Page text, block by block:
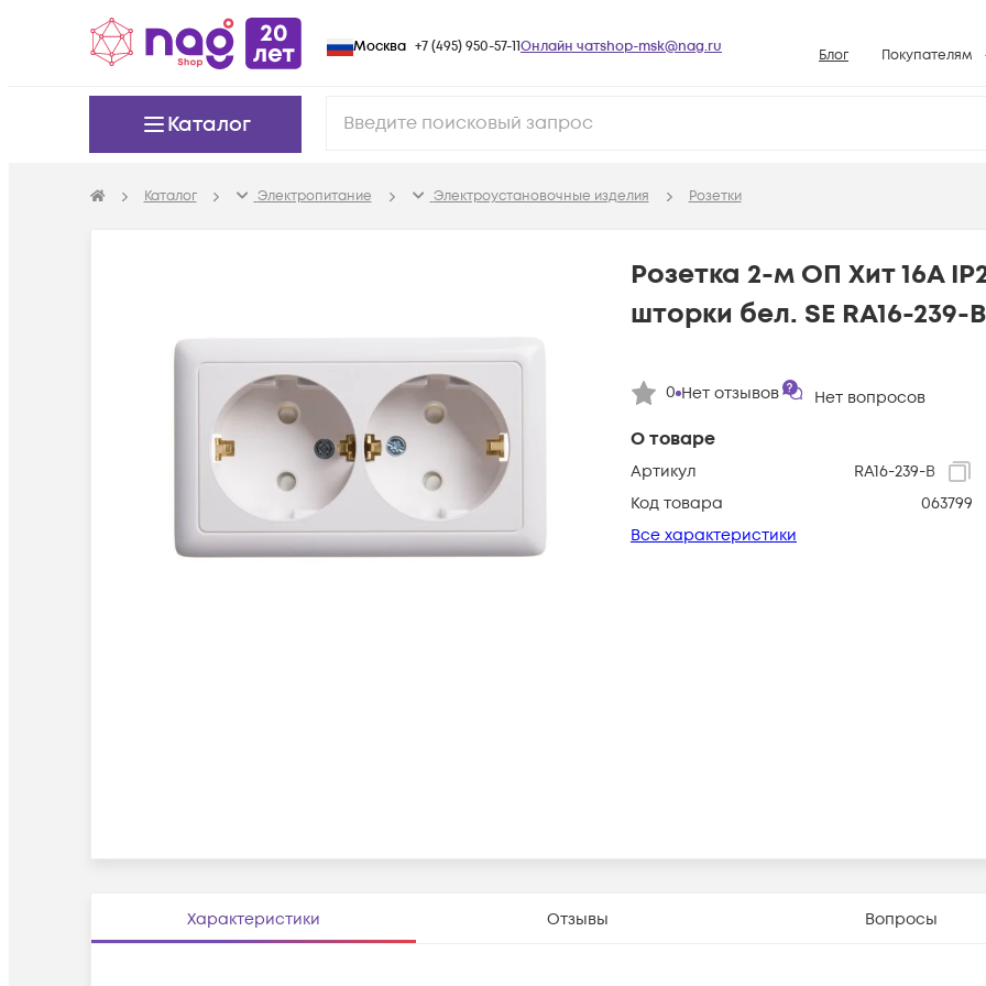
Москва +7 (495) 950-57-11Онлайн чатshop-msk@nag.ru Блог Покупателям
Возврат
Вопросы и
Каталог
Каталог Электропитание Электроустановочные изделия Розетки
О товаре
Артикул
RA16-239-B
Код товара
063799
Все характеристики
Розетка 2-м ОП Хит 16А
шторки бел. SE RA16-239-B
0 Нет отзывов Нет вопросов
Характеристики Отзывы Вопросы